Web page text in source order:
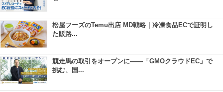
松屋フーズのTemu出店 MD戦略｜冷凍食品ECで証明し
た販路...
競走馬の取引をオープンに――「GMOクラウドEC」で
挑む、国...